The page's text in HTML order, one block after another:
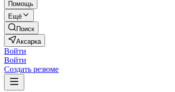
Помощь
Ещё
Поиск
Аксарка
Войти
Войти
Создать резюме